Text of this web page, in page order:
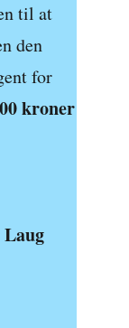
til at
den
for
kroner